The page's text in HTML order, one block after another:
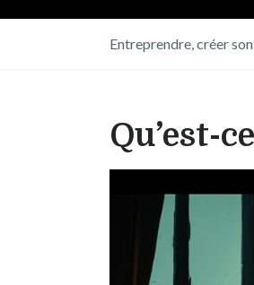
Entreprendre, créer
Qu’est-